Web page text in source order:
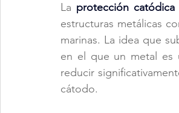
La protección catódica
estructuras metálicas
marinas. La idea que
en el que un metal es
reducir
cátodo.